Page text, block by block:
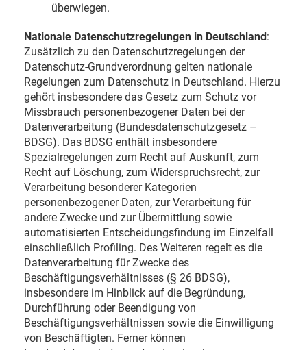
überwiegen.
Nationale Datenschutzregelungen in Deutschland:
Zusätzlich zu den Datenschutzregelungen der
Datenschutz-Grundverordnung gelten nationale
Regelungen zum Datenschutz in Deutschland. Hierzu
gehört insbesondere das Gesetz zum Schutz vor
Missbrauch personenbezogener Daten bei der
Datenverarbeitung (Bundesdatenschutzgesetz –
BDSG). Das BDSG enthält insbesondere
Spezialregelungen zum Recht auf Auskunft, zum
Recht auf Löschung, zum Widerspruchsrecht, zur
Verarbeitung besonderer Kategorien
personenbezogener Daten, zur Verarbeitung für
andere Zwecke und zur Übermittlung sowie
automatisierten Entscheidungsfindung im Einzelfall
einschließlich Profiling. Des Weiteren regelt es die
Datenverarbeitung für Zwecke des
Beschäftigungsverhältnisses (§ 26 BDSG),
insbesondere im Hinblick auf die Begründung,
Durchführung oder Beendigung von
Beschäftigungsverhältnissen sowie die Einwilligung
von Beschäftigten. Ferner können